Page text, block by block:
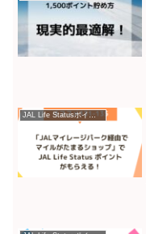
JAL Life Statusポイント – Instagram